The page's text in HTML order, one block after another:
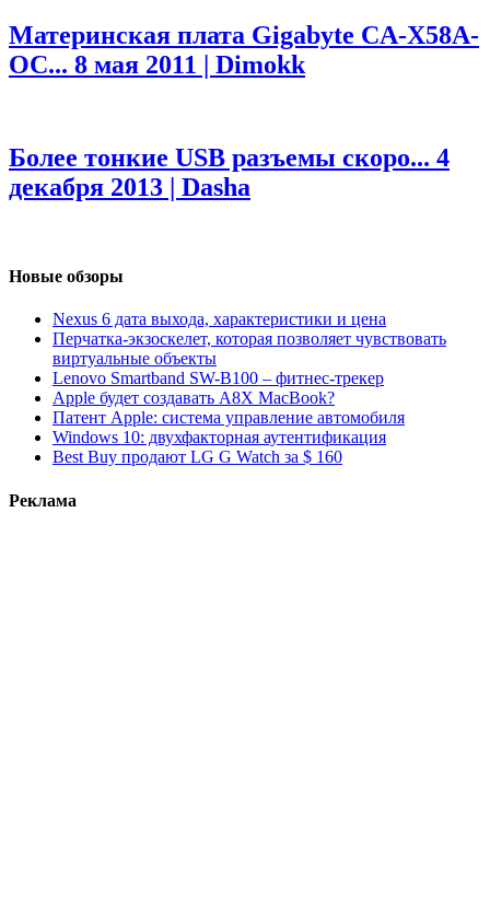
Материнская плата Gigabyte CA-X58A-
OC... 8 мая 2011 | Dimokk
Более тонкие USB разъемы скоро... 4
декабря 2013 | Dasha
Новые обзоры
Nexus 6 дата выхода, характеристики и цена
Перчатка-экзоскелет, которая позволяет чувствовать
виртуальные объекты
Lenovo Smartband SW-B100 – фитнес-трекер
Apple будет создавать A8X MacBook?
Патент Apple: система управление автомобиля
Windows 10: двухфакторная аутентификация
Best Buy продают LG G Watch за $ 160
Реклама